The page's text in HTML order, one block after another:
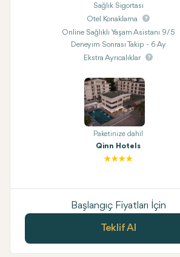
Sağlık Sigortası
Otel Konaklama
Online Sağlıklı Yaşam Asistanı 9/5
Deneyim Sonrası Takip - 6 Ay
Ekstra Ayrıcalıklar
Paketinize dahil
Qinn Hotels
Başlangıç Fiyatları İçin
Teklif Al